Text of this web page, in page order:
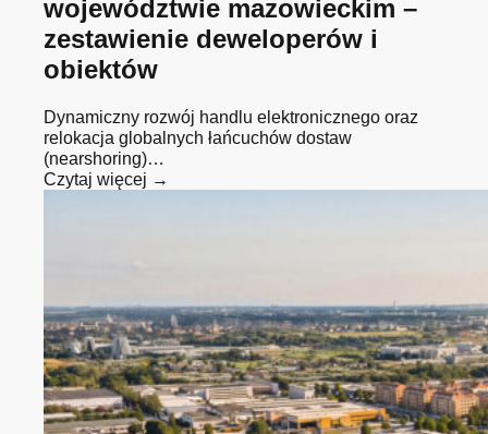
województwie mazowieckim –
zestawienie deweloperów i
obiektów
Dynamiczny rozwój handlu elektronicznego oraz
relokacja globalnych łańcuchów dostaw
(nearshoring)…
Czytaj więcej →